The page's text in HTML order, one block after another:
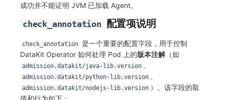
成功并不能证明 JVM 已加载 Agent。
check_annotation 配置项说明
check_annotation 是一个重要的配置字段，用于控制
DataKit Operator 如何处理 Pod 上的版本注解（如
admission.datakit/java-lib.version
admission.datakit/python-lib.version
admission.datakit/nodejs-lib.version ）。该字段的取